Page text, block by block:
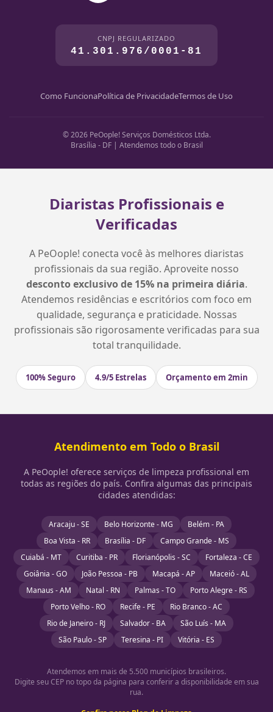
CNPJ REGULARIZADO
41.301.976/0001-81
Como FuncionaPolítica de PrivacidadeTermos de Uso
© 2026 PeOople! Serviços Domésticos Ltda.
Brasília - DF | Atendemos todo o Brasil
Diaristas Profissionais e
Verificadas
A PeOople! conecta você às melhores diaristas
profissionais da sua região. Aproveite nosso
desconto exclusivo de 15% na primeira diária.
Atendemos residências e escritórios com foco em
qualidade, segurança e praticidade. Nossas
profissionais são rigorosamente verificadas para sua
total tranquilidade.
100% Seguro 4.9/5 Estrelas Orçamento em 2min
Atendimento em Todo o Brasil
A PeOople! oferece serviços de limpeza profissional em
todas as regiões do país. Confira algumas das principais
cidades atendidas:
Aracaju - SE Belo Horizonte - MG
Belém - PA
Boa Vista - RR
Brasília - DF
Campo Grande - MS
Cuiabá - MT
Curitiba - PR Florianópolis - SC
Fortaleza - CE
Goiânia - GO
João Pessoa - PB Macapá - AP
Maceió - AL
Manaus - AM
Natal - RN Palmas - TO
Porto Alegre - RS
Porto Velho - RO
Recife - PE
Rio Branco - AC
Rio de Janeiro - RJ
Salvador - BA
São Luís - MA
São Paulo - SP
Teresina - PI Vitória - ES
Atendemos em mais de 5.500 municípios brasileiros.
Digite seu CEP no topo da página para conferir a disponibilidade em sua
rua.